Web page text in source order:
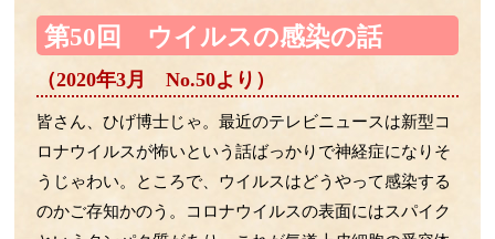
第64回 老け速度は26歳から差がつく？
第63回 LPSは骨にも効く！？
第62回 ゾンビ細胞をやっつけろ
第61回 一網打尽の必殺技！
第60回 たくさん使って効くLPSﾌﾗｲﾄへ！
第59回 ﾏｸﾛﾌｧｰｼﾞはLPSﾏｯｻｰｼﾞがお好き
第58回 LPSによるﾏｸﾛﾌｧｰｼﾞの再教育の話
第50回 ウイルスの感染の話
（2020年3月 No.50より）
皆さん、ひげ博士じゃ。最近のテレビニュースは新型コ
ロナウイルスが怖いという話ばっかりで神経症になりそ
うじゃわい。ところで、ウイルスはどうやって感染する
のかご存知かのう。コロナウイルスの表面にはスパイク